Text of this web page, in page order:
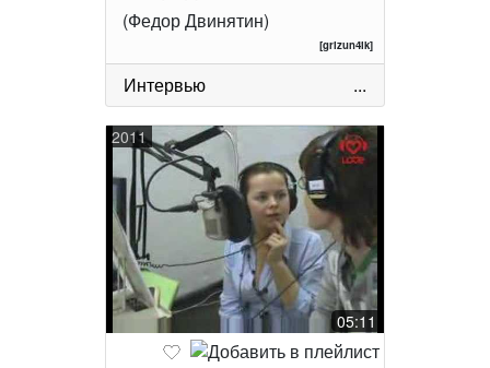
(Федор Двинятин)
[grizun4ik]
Интервью ...
2011
05:11